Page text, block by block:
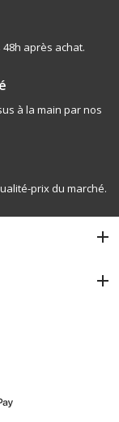
après achat.
à la main par nos
prix du marché.